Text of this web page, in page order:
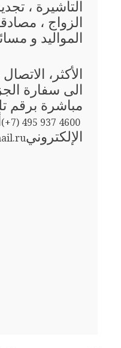
التأشيرة ،
الزواج ،
المواليد و
الأكثر،
الى سفارة
مباشرة برقم
(+7) 495 937 4600
الإلكتروني